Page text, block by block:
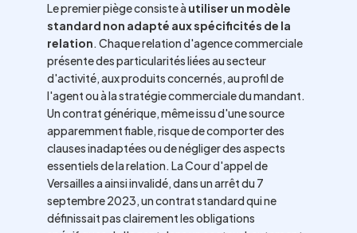
Le premier piège consiste à utiliser un modèle
standard non adapté aux spécificités de la
relation. Chaque relation d'agence commerciale
présente des particularités liées au secteur
d'activité, aux produits concernés, au profil de
l'agent ou à la stratégie commerciale du mandant.
Un contrat générique, même issu d'une source
apparemment fiable, risque de comporter des
clauses inadaptées ou de négliger des aspects
essentiels de la relation. La Cour d'appel de
Versailles a ainsi invalidé, dans un arrêt du 7
septembre 2023, un contrat standard qui ne
définissait pas clairement les obligations